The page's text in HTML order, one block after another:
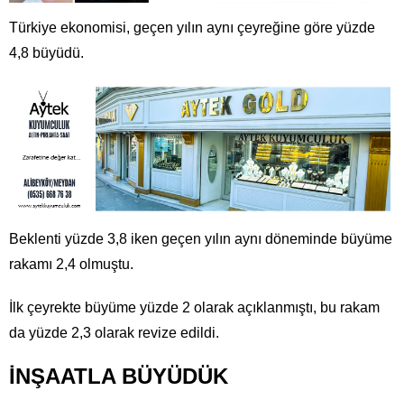
Türkiye ekonomisi, geçen yılın aynı çeyreğine göre yüzde
4,8 büyüdü.
Beklenti yüzde 3,8 iken geçen yılın aynı döneminde büyüme
rakamı 2,4 olmuştu.
İlk çeyrekte büyüme yüzde 2 olarak açıklanmıştı, bu rakam
da yüzde 2,3 olarak revize edildi.
İNŞAATLA BÜYÜDÜK